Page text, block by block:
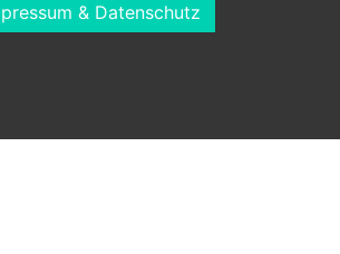
& Datenschutz